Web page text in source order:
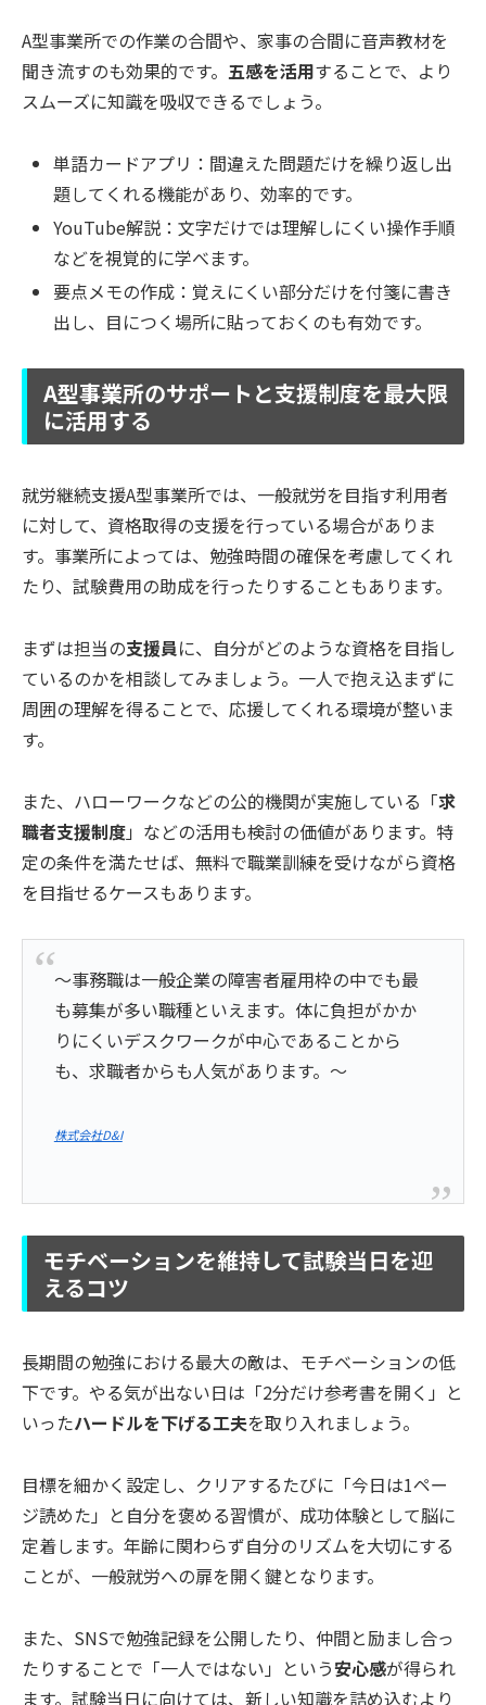
A型事業所での作業の合間や、家事の合間に音声教材を
聞き流すのも効果的です。 五感を活用することで、より
スムーズに知識を吸収できるでしょう。
単語カードアプリ：間違えた問題だけを繰り返し出
題してくれる機能があり、効率的です。
YouTube解説：文字だけでは理解しにくい操作手順
などを視覚的に学べます。
要点メモの作成：覚えにくい部分だけを付箋に書き
出し、目につく場所に貼っておくのも有効です。
A型事業所のサポートと支援制度を最大限
に活用する
就労継続支援A型事業所では、一般就労を目指す利用者
に対して、資格取得の支援を行っている場合がありま
す。事業所によっては、勉強時間の確保を考慮してくれ
たり、試験費用の助成を行ったりすることもあります。
まずは担当の支援員に、自分がどのような資格を目指し
ているのかを相談してみましょう。一人で抱え込まずに
周囲の理解を得ることで、応援してくれる環境が整いま
す。
また、ハローワークなどの公的機関が実施している「求
職者支援制度」などの活用も検討の価値があります。特
定の条件を満たせば、無料で職業訓練を受けながら資格
を目指せるケースもあります。
～事務職は一般企業の障害者雇用枠の中でも最
も募集が多い職種といえます。体に負担がかか
りにくいデスクワークが中心であることから
も、求職者からも人気があります。～
株式会社D&I
モチベーションを維持して試験当日を迎
えるコツ
長期間の勉強における最大の敵は、モチベーションの低
下です。やる気が出ない日は「2分だけ参考書を開く」と
いったハードルを下げる工夫を取り入れましょう。
目標を細かく設定し、クリアするたびに「今日は1ペー
ジ読めた」と自分を褒める習慣が、成功体験として脳に
定着します。年齢に関わらず自分のリズムを大切にする
ことが、一般就労への扉を開く鍵となります。
また、SNSで勉強記録を公開したり、仲間と励まし合っ
たりすることで「一人ではない」という安心感が得られ
ます。試験当日に向けては、新しい知識を詰め込むより